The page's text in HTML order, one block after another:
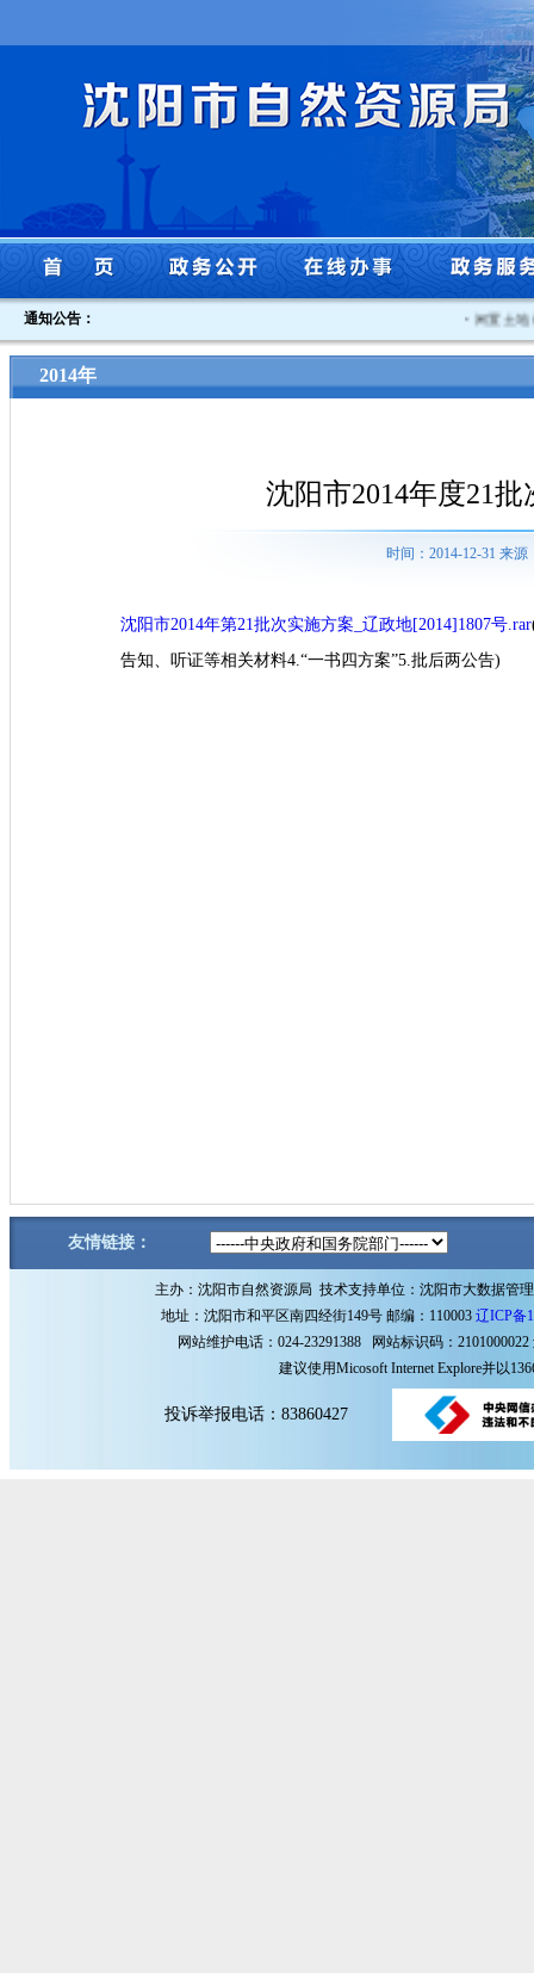
通知公告： 闲置土地
2014年
沈阳市2014年度21
时间：2014-12-31 来
沈阳市2014年第21批次实施方案_辽政地[2014]1807号.rar
告知、听证等相关材料4.“一书四方案”5.批后两公告)
友情链接：
主办：沈阳市自然资源局 技术支持单位：沈阳市大数据管
地址：沈阳市和平区南四经街149号 邮编：110003 辽ICP备
网站维护电话：024-23291388 网站标识码：2101000022
建议使用Micosoft Internet Explore并以
投诉举报电话：83860427